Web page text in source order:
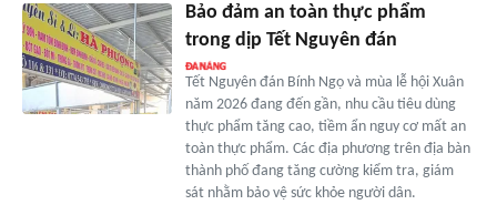
Bảo đảm an toàn thực phẩm
trong dịp Tết Nguyên đán
Tết Nguyên đán Bính Ngọ và mùa lễ hội Xuân
năm 2026 đang đến gần, nhu cầu tiêu dùng
thực phẩm tăng cao, tiềm ẩn nguy cơ mất an
toàn thực phẩm. Các địa phương trên địa bàn
thành phố đang tăng cường kiểm tra, giám
sát nhằm bảo vệ sức khỏe người dân.